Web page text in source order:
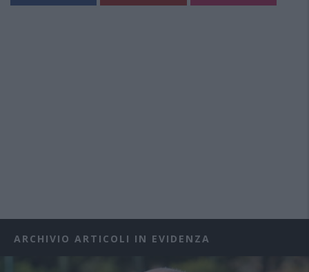
ARCHIVIO ARTICOLI IN EVIDENZA